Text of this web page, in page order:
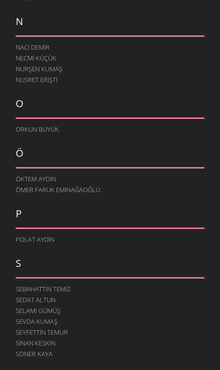
N
NACI DEMIR
NECMI KÜÇÜK
NURŞEN KUMAŞ
NUSRET ERIŞTI
O
ORKUN BÜYÜK
Ö
ÖKTEM AYDIN
ÖMER FARUK EMINAĞAOĞLU
P
POLAT AYDIN
S
SEBAHATTIN TEMIZ
SEDAT ALTUN
SELAMI GÜMÜŞ
SEVDA KUMAŞ
SEYFETTIN TEMUR
SINAN KESKIN
SONER KAYA